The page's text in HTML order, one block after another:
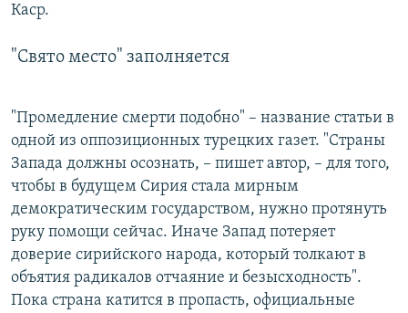
Каср.
"Свято место" заполняется
"Промедление смерти подобно" – название статьи в
одной из оппозиционных турецких газет. "Страны
Запада должны осознать, – пишет автор, – для того,
чтобы в будущем Сирия стала мирным
демократическим государством, нужно протянуть
руку помощи сейчас. Иначе Запад потеряет
доверие сирийского народа, который толкают в
объятия радикалов отчаяние и безысходность".
Пока страна катится в пропасть, официальные